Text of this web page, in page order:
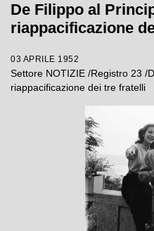
De Filippo al
riappacificazione
03 APRILE 1952
Settore NOTIZIE /Registro 23 /
riappacificazione dei tre fratelli